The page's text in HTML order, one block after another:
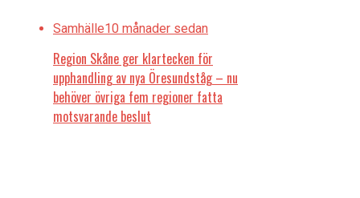
Samhälle10 månader sedan
Region Skåne ger klartecken för
upphandling av nya Öresundståg – nu
behöver övriga fem regioner fatta
motsvarande beslut